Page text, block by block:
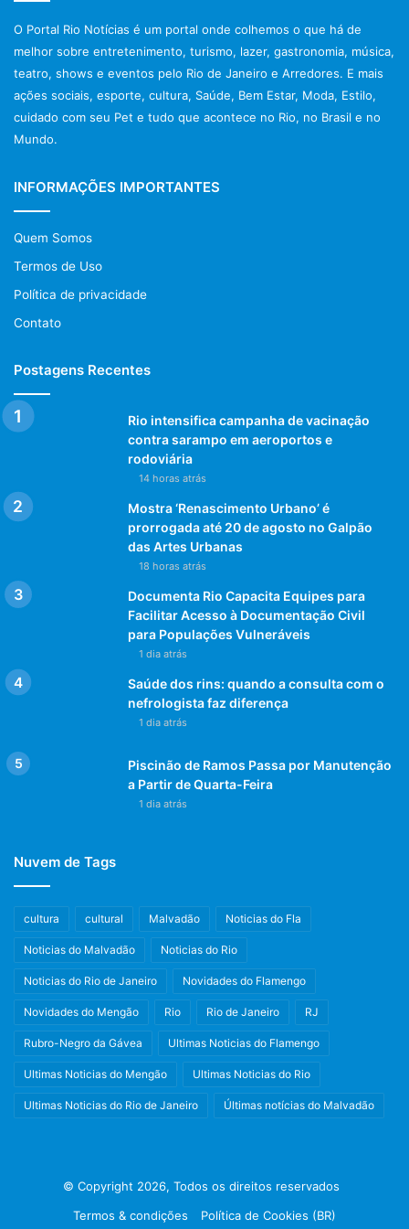
nos é gentil igualmente, fica tudo mais fácil! A escolha é
sua, tracem seu caminho com flores ou espinhos.
RESPEITAR AS DIFERENÇAS É UM ATO DE AMOR!
Não tenham prazer em criticar, envergonhar ou diminuir
aquele que por alguma razão não está num bom momento,
“O nosso direito termina, quando começa o do outro” não
sei quem escreveu isso, mas concordo plenamente e
jantar aqui em casa e se bebemos um pouco mais e fica
tarde da noite, peço sempre a compreensão de falarmos
mais baixo respeitando assim a minha vizinha que é
sempre tão educada comigo.
– uma xícara de bondade
– 2 colheres de amor
– 3 gotas de sabedoria
Misture bem e beba 1 copo todo dia pela manhã. dessa
forma você evita que a sua alma apodreça.
Seja leve! Sejaaaaaa!
SIGA-ME EM MINHAS REDES SOCIAIS…
O Portal Rio Notícias é um portal onde colhemos o que há de
melhor sobre entretenimento, turismo, lazer, gastronomia, música,
teatro, shows e eventos pelo Rio de Janeiro e Arredores. E mais
ações sociais, esporte, cultura, Saúde, Bem Estar, Moda, Estilo,
cuidado com seu Pet e tudo que acontece no Rio, no Brasil e no
Mundo.
INFORMAÇÕES IMPORTANTES
Quem Somos
Termos de Uso
Política de privacidade
Contato
Postagens Recentes
Rio intensifica campanha de vacinação
contra sarampo em aeroportos e
rodoviária
14 horas atrás
Mostra ‘Renascimento Urbano’ é
prorrogada até 20 de agosto no Galpão
das Artes Urbanas
18 horas atrás
Documenta Rio Capacita Equipes para
Facilitar Acesso à Documentação Civil
para Populações Vulneráveis
1 dia atrás
Saúde dos rins: quando a consulta com o
nefrologista faz diferença
1 dia atrás
Piscinão de Ramos Passa por Manutenção
a Partir de Quarta-Feira
1 dia atrás
Nuvem de Tags
cultura cultural Malvadão Noticias do Fla
Noticias do Malvadão Noticias do Rio
Noticias do Rio de Janeiro Novidades do Flamengo
Novidades do Mengão Rio Rio de Janeiro RJ
Rubro-Negro da Gávea Ultimas Noticias do Flamengo
Ultimas Noticias do Mengão Ultimas Noticias do Rio
Ultimas Noticias do Rio de Janeiro Últimas notícias do Malvadão
© Copyright 2026, Todos os direitos reservados
Termos & condições
Política de Cookies (BR)